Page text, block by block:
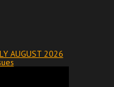
AUGUST 2026